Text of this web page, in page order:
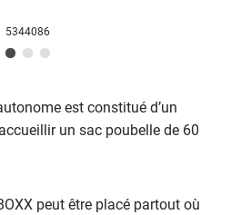
5344086
est constitué d’un
un sac poubelle de 60
peut être placé partout où